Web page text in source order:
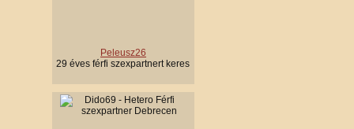
Peleusz26
29 éves férfi szexpartnert keres